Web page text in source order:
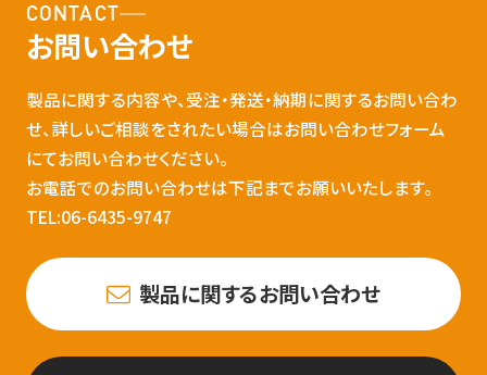
CONTACT
お問い合わせ
製品に関する内容や、受注・発送・納期に関するお問い合わ
せ、詳しいご相談をされたい場合はお問い合わせフォーム
にてお問い合わせください。
お電話でのお問い合わせは下記までお願いいたします。
TEL:06-6435-9747
製品に関するお問い合わせ